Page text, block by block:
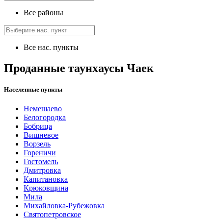
Все районы
Все нас. пункты
Проданные таунхаусы Чаек
Населенные пункты
Немешаево
Белогородка
Бобрица
Вишневое
Ворзель
Гореничи
Гостомель
Дмитровка
Капитановка
Крюковщина
Мила
Михайловка-Рубежовка
Святопетровское